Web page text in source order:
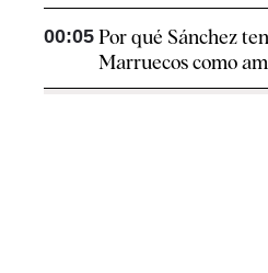
00:05 Por qué Sánchez
Marruecos como